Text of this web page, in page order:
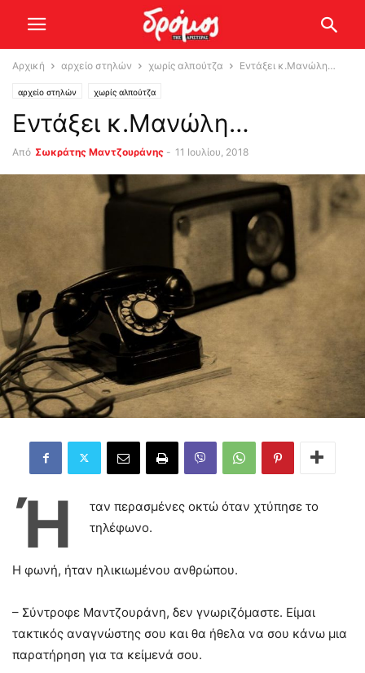
Αρχική αρχείο στηλών χωρίς αλπούτζα Εντάξει κ.Μανώλη…
αρχείο στηλών χωρίς αλπούτζα
Εντάξει κ.Μανώλη…
Από Σωκράτης Μαντζουράνης - 11 Ιουλίου, 2018
Ή
ταν περασμένες οκτώ όταν χτύπησε το
τηλέφωνο.
Η φωνή, ήταν ηλικιωμένου ανθρώπου.
– Σύντροφε Μαντζουράνη, δεν γνωριζόμαστε. Είμαι
τακτικός αναγνώστης σου και θα ήθελα να σου κάνω μια
παρατήρηση για τα κείμενά σου.